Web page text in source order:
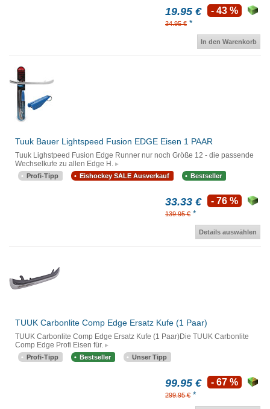
19.95 €
34.95 € *
- 43 %
In den Warenkorb
Tuuk Bauer Lightspeed Fusion EDGE Eisen 1 PAAR
Tuuk Lighstpeed Fusion Edge Runner nur noch Größe 12 - die passende
Wechselkufe zu allen Edge H.
Profi-Tipp Eishockey SALE Ausverkauf Bestseller
33.33 €
139.95 € *
- 76 %
Details auswählen
TUUK Carbonlite Comp Edge Ersatz Kufe (1 Paar)
TUUK Carbonlite Comp Edge Ersatz Kufe (1 Paar)Die TUUK Carbonlite
Comp Edge Profi Eisen für.
Profi-Tipp Bestseller Unser Tipp
99.95 €
299.95 € *
- 67 %